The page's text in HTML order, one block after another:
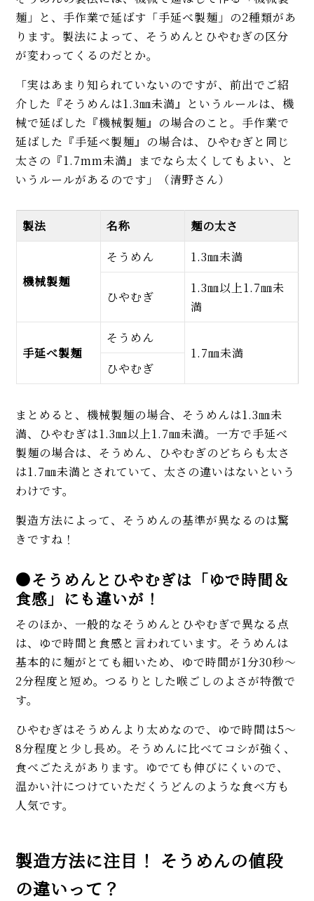
麺」と、手作業で延ばす「手延べ製麺」の2種類があ
ります。製法によって、そうめんとひやむぎの区分
が変わってくるのだとか。
「実はあまり知られていないのですが、前出でご紹
介した『そうめんは1.3㎜未満』というルールは、機
械で延ばした『機械製麺』の場合のこと。手作業で
延ばした『手延べ製麺』の場合は、ひやむぎと同じ
太さの『1.7mm未満』までなら太くしてもよい、と
いうルールがあるのです」（清野さん）
製法 名称 麺の太さ
機械製麺
そうめん 1.3㎜未満
ひやむぎ
1.3㎜以上1.7㎜未
満
手延べ製麺
そうめん
1.7㎜未満
ひやむぎ
まとめると、機械製麺の場合、そうめんは1.3㎜未
満、ひやむぎは1.3㎜以上1.7㎜未満。一方で手延べ
製麺の場合は、そうめん、ひやむぎのどちらも太さ
は1.7㎜未満とされていて、太さの違いはないという
わけです。
製造方法によって、そうめんの基準が異なるのは驚
きですね！
●そうめんとひやむぎは「ゆで時間＆
食感」にも違いが！
そのほか、一般的なそうめんとひやむぎで異なる点
は、ゆで時間と食感と言われています。そうめんは
基本的に麺がとても細いため、ゆで時間が1分30秒〜
2分程度と短め。つるりとした喉ごしのよさが特徴で
す。
ひやむぎはそうめんより太めなので、ゆで時間は5～
8分程度と少し長め。そうめんに比べてコシが強く、
食べごたえがあります。ゆでても伸びにくいので、
温かい汁につけていただくうどんのような食べ方も
人気です。
製造方法に注目！ そうめんの値段
の違いって？